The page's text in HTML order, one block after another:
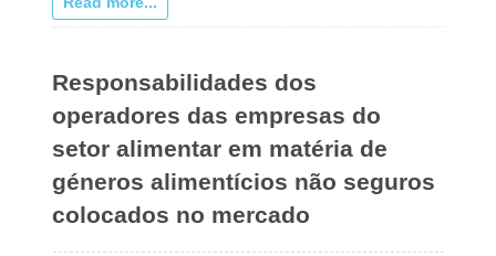
Responsabilidades dos
operadores das empresas do
setor alimentar em matéria de
géneros alimentícios não seguros
colocados no mercado